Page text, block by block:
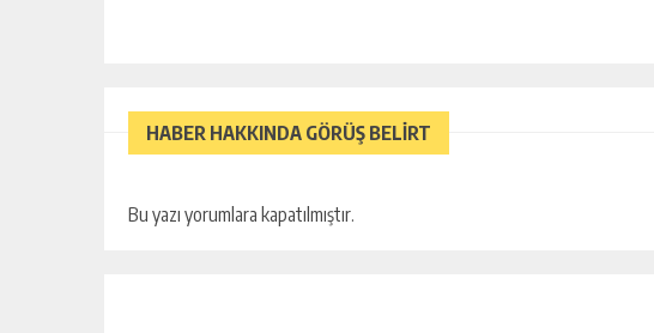
HABER HAKKINDA GÖRÜŞ BELİRT
Bu yazı yorumlara kapatılmıştır.